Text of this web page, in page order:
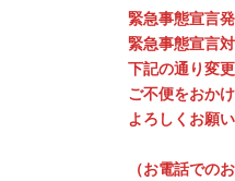
緊急事態宣言
緊急事態宣言
下記の通り変
ご不便をおか
よろしくお願
（お電話での